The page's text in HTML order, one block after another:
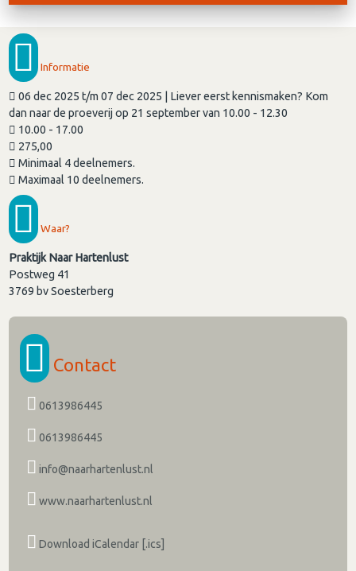
Informatie
06 dec 2025 t/m 07 dec 2025 | Liever eerst kennismaken? Kom
dan naar de proeverij op 21 september van 10.00 - 12.30
10.00 - 17.00
275,00
Minimaal 4 deelnemers.
Maximaal 10 deelnemers.
Waar?
Praktijk Naar Hartenlust
Postweg 41
3769 bvSoesterberg
Contact
0613986445
0613986445
info@naarhartenlust.nl
www.naarhartenlust.nl
Download iCalendar [.ics]